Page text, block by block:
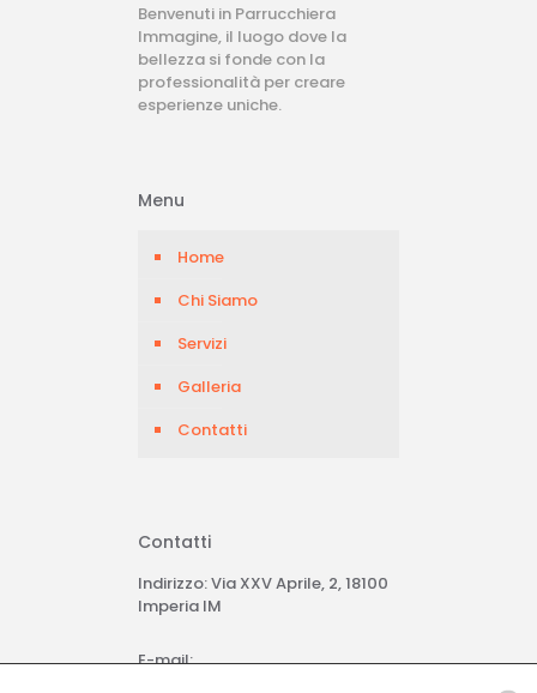
Benvenuti in Parrucchiera
Immagine, il luogo dove la
bellezza si fonde con la
professionalità per creare
esperienze uniche.
Menu
Home
Chi Siamo
Servizi
Galleria
Contatti
Contatti
Indirizzo: Via XXV Aprile, 2, 18100
Imperia IM
E-mail: